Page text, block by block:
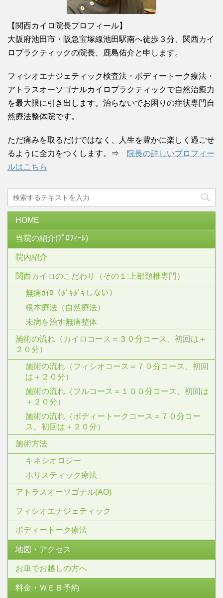
【関西カイロ院長プロフィール】
大阪府池田市・阪急宝塚線池田駅南へ徒歩３分、関西カイ
ロプラクティックの院長、鹿島佑介と申します。
フィシオエナジェティック検査法・ボディートーク療法・
アトラスオーソゴナルカイロプラクティックで自然治癒力
を最大限に引き出します。治らないでお困りの症状専門自
然療法整体院です。
ただ痛みを取るだけではなく、人生を豊かに楽しく過ごせ
るように全力をつくします。⇒
院長の詳しいプロフィー
ルはこちら
HOME
当院の紹介(ﾌﾟﾛﾌｨｰﾙ)
院内紹介
関西カイロのこだわり（その１:上部頚椎専門）
無痛ｶｲﾛ（ﾎﾞｷﾎﾞｷしない）
根本療法（自然療法）
未病を治す無痛整体
施術の流れ（カイロコース＝３０分コース、初回は＋
２０分）
施術の流れ（フィシオコース＝７０分コース、初回
は＋２０分）
施術の流れ（フルコース＝１００分コース、初回は
＋２０分）
施術の流れ（ボディートークコース＝７０分コー
ス、初回は＋２０分）
施術方法
キネシオロジー
ホリスティック療法
アトラスオーソゴナル(AO)
フィシオエナジェティック
ボディートーク療法
地図・アクセス
お車でお越しの方へ
料金・ＷＥＢ予約